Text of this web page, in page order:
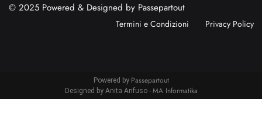
© 2025 Powered & Designed by Passepartout
Termini e Condizioni Privacy Policy
Powered by Passepartout
Designed by Anita Anfuso - MA Informatika